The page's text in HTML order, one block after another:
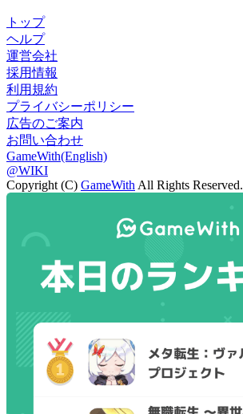
トップ
ヘルプ
運営会社
採用情報
利用規約
プライバシーポリシー
広告のご案内
お問い合わせ
GameWith(English)
@WIKI
Copyright (C) GameWith All Rights Reserved.